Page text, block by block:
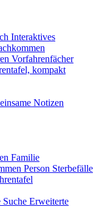
Interaktives
Vorfahrenfächer
kompakt
Notizen
Familie
Person Sterbefälle
Suche Erweiterte